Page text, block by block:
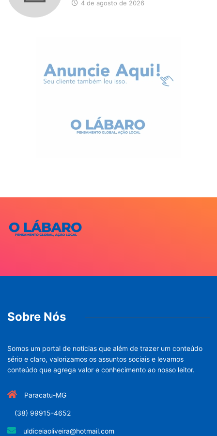
4 de agosto de 2026
Sobre Nós
Somos um portal de noticias que além de trazer um conteúdo
sério e claro, valorizamos os assuntos sociais e levamos
conteúdo que agrega valor e conhecimento ao nosso leitor.
Paracatu-MG
(38) 99915-4652
uldiceiaoliveira@hotmail.com